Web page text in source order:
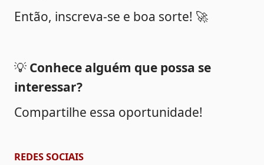
Então, inscreva-se e boa sorte! 🚀
💡 Conhece alguém que possa se
interessar?
Compartilhe essa oportunidade!
REDES SOCIAIS